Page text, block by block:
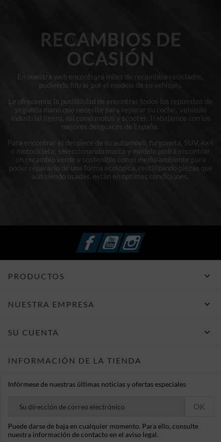
RECAMBIOS DE
OCASIÓN
En nuestra web encontrará miles de recambios reciclados,
pudiendo filtrar por el modelo de su vehículo.
Le ofrecemos la posibilidad de encontrar todos los repuestos de
segunda mano que necesite para reparar su coche, vehículo
industrial ligero, así como motos y scooter. Trabajamos con los
mejores desguaces de España.
Para encontrar el despiece de su automóvil, furgoneta, SUV, 4x4
o motocicleta; seleccionando marca y modelo podrá encontrar
un recambio verde y sostenible con el medio ambiente para
poder repararlo de una forma ecológica, reutilizando piezas que
aún siendo usadas, están en optimas condiciones.
FacebookYouTubeInstagram
PRODUCTOS 
NUESTRA EMPRESA 
SU CUENTA 
INFORMACIÓN DE LA TIENDA
Infórmese de nuestras últimas noticias y ofertas especiales
Puede darse de baja en cualquier momento. Para ello, consulte
nuestra información de contacto en el aviso legal.